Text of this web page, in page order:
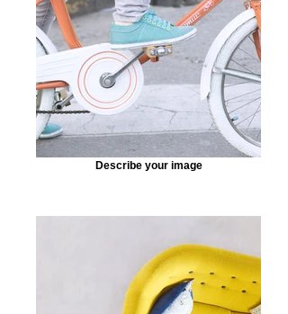
Describe your image